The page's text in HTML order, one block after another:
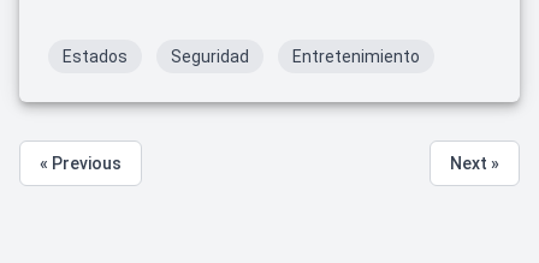
Estados Seguridad Entretenimiento
« Previous Next »